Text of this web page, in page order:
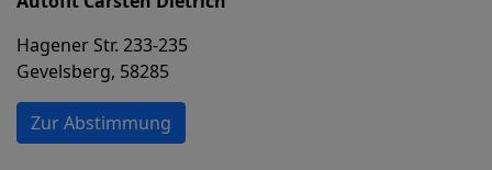
Hagener Str. 233-235
Gevelsberg, 58285
Zur Abstimmung